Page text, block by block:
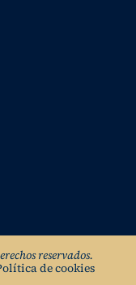
reservados.
de cookies